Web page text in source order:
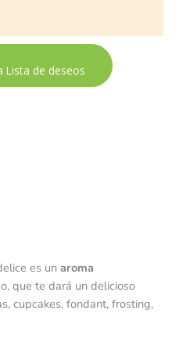
Lista de deseos
es un aroma
que te dará un delicioso
cupcakes, fondant, frosting,